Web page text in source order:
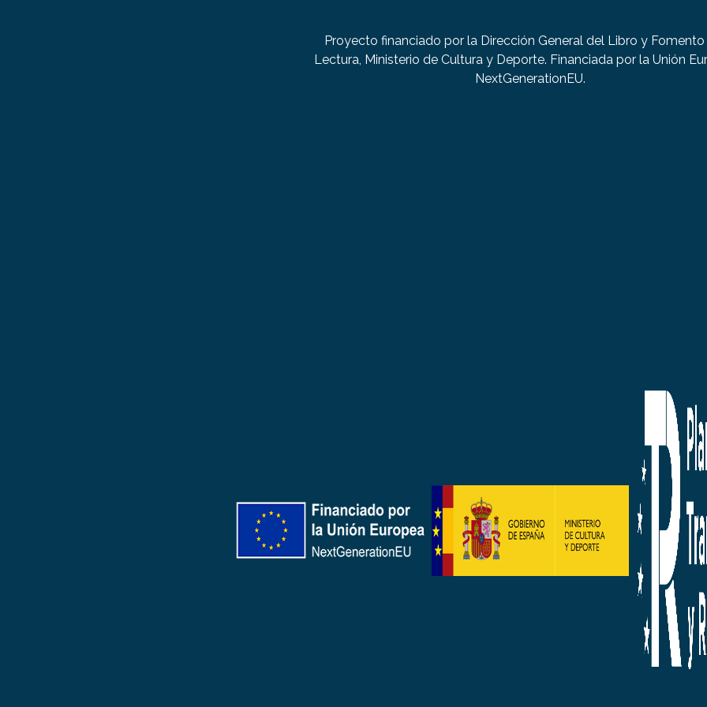
Proyecto financiado por la Dirección General del Libro y
Lectura, Ministerio de Cultura y Deporte. Financiada por la Unión
NextGenerationEU.